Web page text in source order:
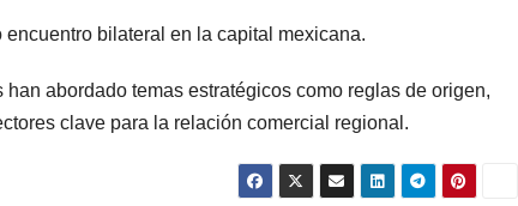
bilateral en la capital mexicana.
abordado temas estratégicos como reglas de origen,
clave para la relación comercial regional.